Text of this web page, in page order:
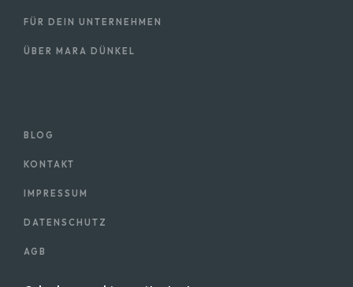
FÜR DEIN UNTERNEHMEN
ÜBER MARA DÜNKEL
BLOG
KONTAKT
IMPRESSUM
DATENSCHUTZ
AGB